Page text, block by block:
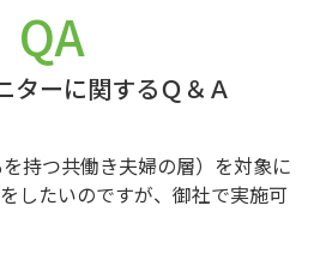
QA
ターに関するＱ＆Ａ
持つ共働き夫婦の層）を対象に
したいのですが、御社で実施可